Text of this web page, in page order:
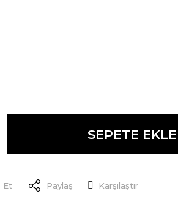
SEPETE EKLE
Et Paylaş Karşılaştır